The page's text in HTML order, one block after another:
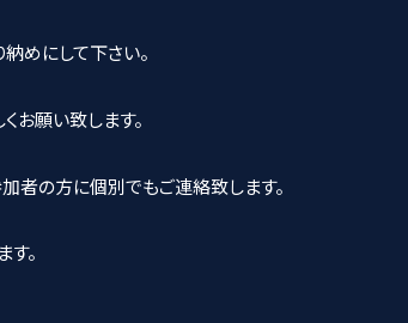
めにして下さい。
お願い致します。
者の方に個別でもご連絡致します。
。